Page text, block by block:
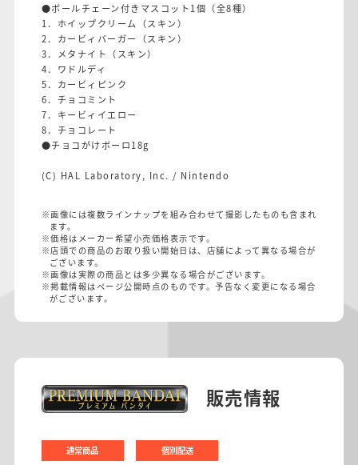
●ボールチェーン付きマスコット1個（全8種）
1．ホイップクリーム（スキン）
2．カービィバーガー（スキン）
3．メタナイト（スキン）
4．ワドルディ
5．カービィピンク
6．チョコミント
7．キービィイエロー
8．チョコレート
●チョコがけボーロ18g
(C) HAL Laboratory, Inc. / Nintendo
※画像には複数ラインナップを組み合わせて撮影したものも含まれ
ます。
※価格はメーカー希望小売価格表示です。
※店頭での商品のお取り扱い開始日は、店舗によって異なる場合が
ございます。
※画像は実際の商品とは多少異なる場合がございます。
※掲載情報はページ公開時点のものです。予告なく変更になる場合
がございます。
販売情報
通常商品 個別配送